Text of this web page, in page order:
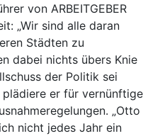
von ARBEITGEBER
„Wir sind alle daran
Städten zu
dabei nichts übers Knie
der Politik sei
er für vernünftige
„Otto
nicht jedes Jahr ein